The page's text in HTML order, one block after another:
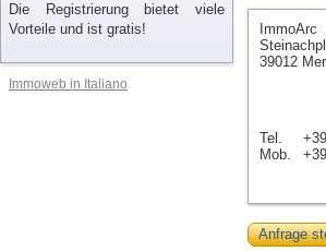
Die Registrierung bietet viele
Vorteile und ist gratis!
Immoweb in Italiano
ImmoArc
39012
Tel.
Mob.
Anfrage